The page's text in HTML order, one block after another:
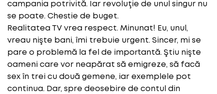
campania potrivită. Iar revoluţie de unul singur nu
se poate. Chestie de buget.
Realitatea TV vrea respect. Minunat! Eu, unul,
vreau nişte bani, îmi trebuie urgent. Sincer, mi se
pare o problemă la fel de importantă. Ştiu nişte
oameni care vor neapărat să emigreze, să facă
sex în trei cu două gemene, iar exemplele pot
continua. Dar, spre deosebire de contul din